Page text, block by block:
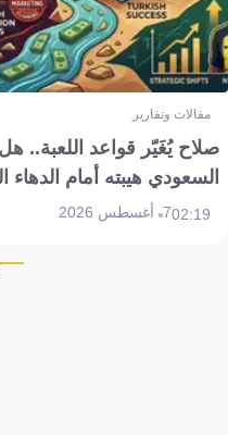
مقالات وتقارير
صلاح يُغَيّر قواعد اللعبة..
السعودي هيبته أمام الدهاء
02:197 أغسطس 2026